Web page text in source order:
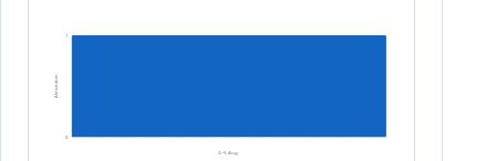
e
Aktivitäten
0
1
3.–5. Aug.